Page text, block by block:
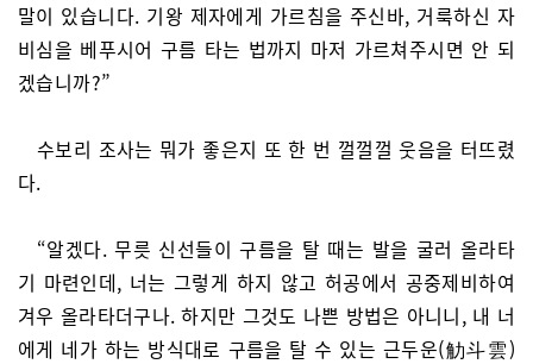
말이 있습니다. 기왕 제자에게 가르침을 주신바, 거룩하신 자
비심을 베푸시어 구름 타는 법까지 마저 가르쳐주시면 안 되
겠습니까?”
수보리 조사는 뭐가 좋은지 또 한 번 껄껄껄 웃음을 터뜨렸
다.
“알겠다. 무릇 신선들이 구름을 탈 때는 발을 굴러 올라타
기 마련인데, 너는 그렇게 하지 않고 허공에서 공중제비하여
겨우 올라타더구나. 하지만 그것도 나쁜 방법은 아니니, 내 너
에게 네가 하는 방식대로 구름을 탈 수 있는 근두운(觔斗雲)